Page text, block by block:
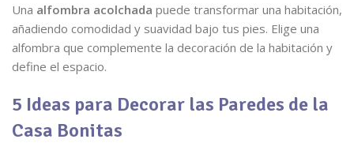
Una alfombra acolchada puede transformar una habitación,
añadiendo comodidad y suavidad bajo tus pies. Elige una
alfombra que complemente la decoración de la habitación y
define el espacio.
5 Ideas para Decorar las Paredes de la
Casa Bonitas